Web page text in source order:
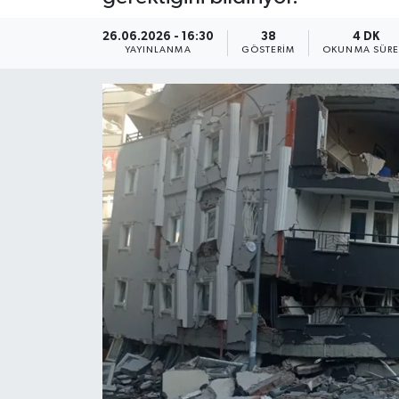
26.06.2026 - 16:30
YAYINLANMA
38
GÖSTERIM
4 DK
OKUNMA